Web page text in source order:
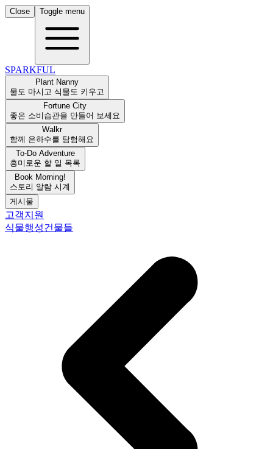
Close Toggle menu
SPARKFUL
Plant Nanny
물도 마시고 식물도 키우고
Fortune City
좋은 소비습관을 만들어 보세요
Walkr
함께 은하수를 탐험해요
To-Do Adventure
흥미로운 할 일 목록
Book Morning!
스토리 알람 시계
게시물
고객지원
식물행성건물들